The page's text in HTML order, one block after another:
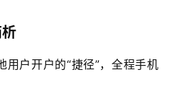
户开户的“捷径”，全程手机